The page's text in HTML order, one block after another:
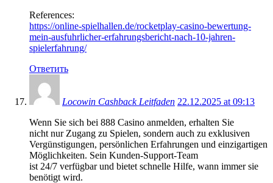
References:
https://online-spielhallen.de/rocketplay-casino-bewertung-
mein-ausfuhrlicher-erfahrungsbericht-nach-10-jahren-
spielerfahrung/
Ответить
Locowin Cashback Leitfaden 22.12.2025 at 09:13
Wenn Sie sich bei 888 Casino anmelden, erhalten Sie
nicht nur Zugang zu Spielen, sondern auch zu exklusiven
Vergünstigungen, persönlichen Erfahrungen und einzigartigen
Möglichkeiten. Sein Kunden-Support-Team
ist 24/7 verfügbar und bietet schnelle Hilfe, wann immer sie
benötigt wird.